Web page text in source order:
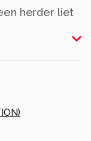
herder liet
Groet
)